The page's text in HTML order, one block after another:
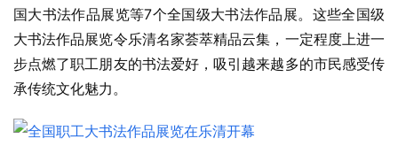
国大书法作品展览等7个全国级大书法作品展。这些全国级
大书法作品展览令乐清名家荟萃精品云集，一定程度上进一
步点燃了职工朋友的书法爱好，吸引越来越多的市民感受传
承传统文化魅力。